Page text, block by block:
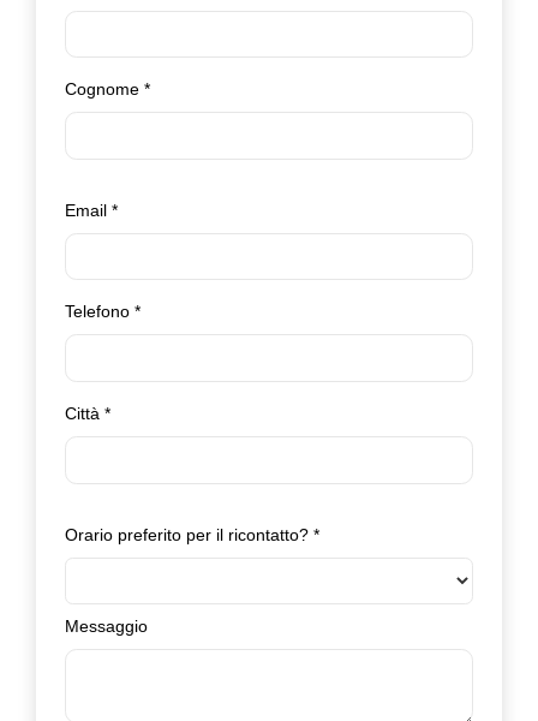
Cognome *
Email *
Telefono *
Città *
Orario preferito per il ricontatto? *
Messaggio